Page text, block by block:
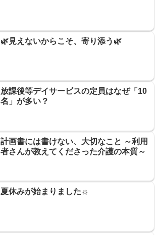
🌿見えないからこそ、寄り添う🌿
放課後等デイサービスの定員はなぜ「10
名」が多い？
計画書には書けない、大切なこと ～利用
者さんが教えてくださった介護の本質～
夏休みが始まりました☼